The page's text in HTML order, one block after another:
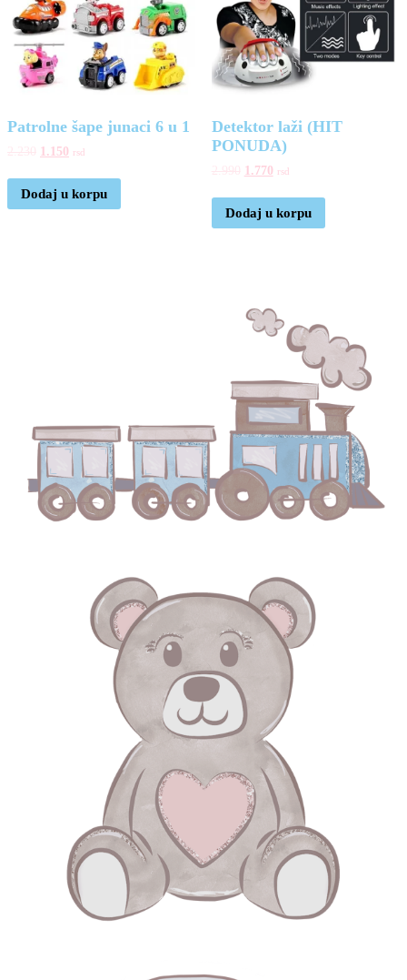
Patrolne šape junaci 6 u 1
1.150 rsd
Dodaj u korpu
Detektor laži (HIT
PONUDA)
1.770 rsd
Dodaj u korpu